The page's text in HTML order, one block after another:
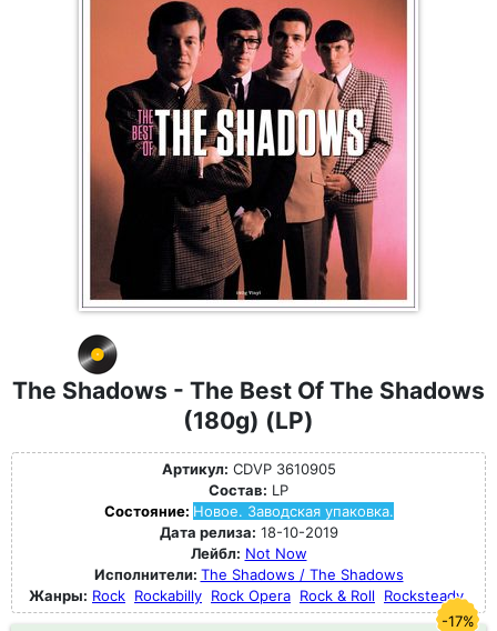
The Shadows - The Best Of The Shadows
(180g) (LP)
Артикул: CDVP 3610905
Состав: LP
Состояние: Новое. Заводская упаковка.
Дата релиза: 18-10-2019
Лейбл: Not Now
Исполнители: The Shadows / The Shadows
Жанры: Rock Rockabilly Rock Opera Rock & Roll Rocksteady
-17%